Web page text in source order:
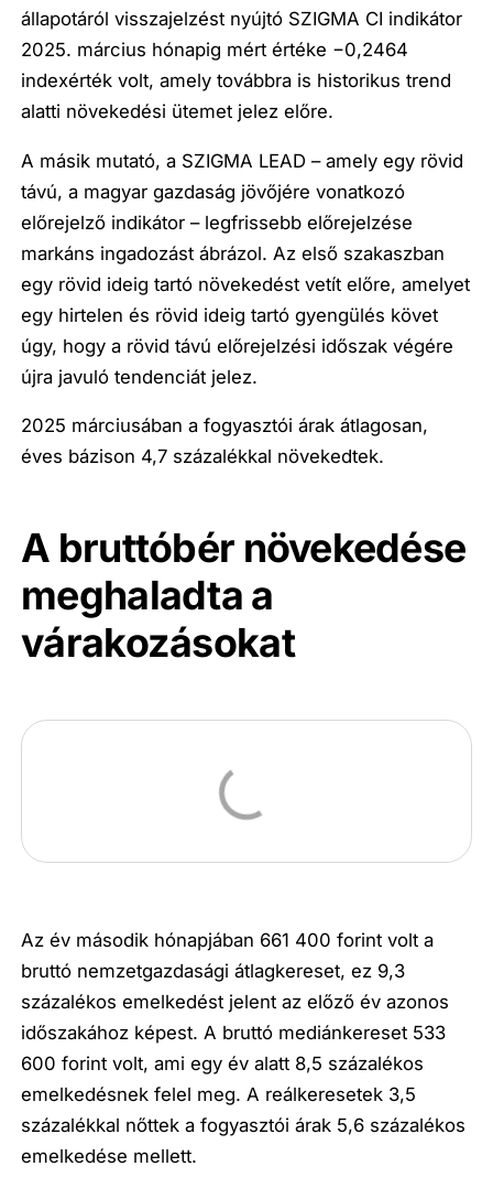
állapotáról visszajelzést nyújtó SZIGMA CI indikátor
2025. március hónapig mért értéke −0,2464
indexérték volt, amely továbbra is historikus trend
alatti növekedési ütemet jelez előre.
A másik mutató, a SZIGMA LEAD – amely egy rövid
távú, a magyar gazdaság jövőjére vonatkozó
előrejelző indikátor – legfrissebb előrejelzése
markáns ingadozást ábrázol. Az első szakaszban
egy rövid ideig tartó növekedést vetít előre, amelyet
egy hirtelen és rövid ideig tartó gyengülés követ
úgy, hogy a rövid távú előrejelzési időszak végére
újra javuló tendenciát jelez.
2025 márciusában a fogyasztói árak átlagosan,
éves bázison 4,7 százalékkal növekedtek.
A bruttóbér növekedése
meghaladta a
várakozásokat
Az év második hónapjában 661 400 forint volt a
bruttó nemzetgazdasági átlagkereset, ez 9,3
százalékos emelkedést jelent az előző év azonos
időszakához képest. A bruttó mediánkereset 533
600 forint volt, ami egy év alatt 8,5 százalékos
emelkedésnek felel meg. A reálkeresetek 3,5
százalékkal nőttek a fogyasztói árak 5,6 százalékos
emelkedése mellett.